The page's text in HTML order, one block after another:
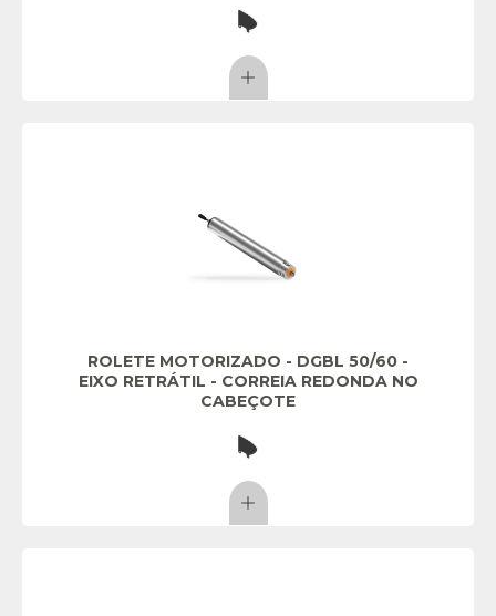
ROLETE MOTORIZADO - DGBL 50/60 -
EIXO RETRÁTIL - CORREIA REDONDA NO
CABEÇOTE